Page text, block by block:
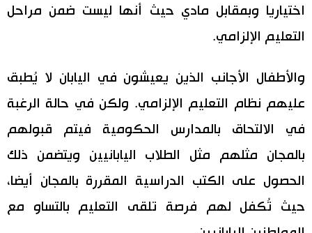
اختياريا وبمقابل مادي حيث أنها ليست ضمن مراحل
التعليم الإلزامي.
والأطفال الأجانب الذين يعيشون في اليابان لا يُطبق
عليهم نظام التعليم الإلزامي. ولكن في حالة الرغبة
في الالتحاق بالمدارس الحكومية فيتم قبولهم
بالمجان مثلهم مثل الطلاب اليابانيين ويتضمن ذلك
الحصول على الكتب الدراسية المقررة بالمجان أيضا،
حيث تُكفل لهم فرصة تلقى التعليم بالتساو مع